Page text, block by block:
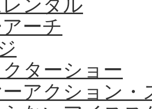
ンタル
ーチ
ターショー
アクション・